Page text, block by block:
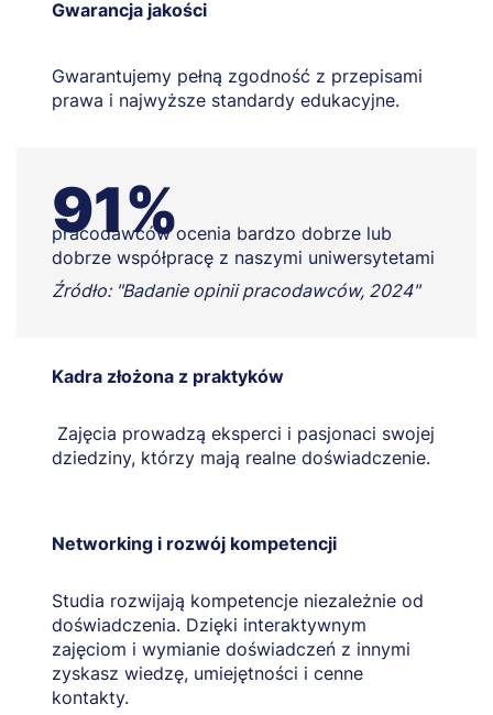
Gwarancja jakości
Gwarantujemy pełną zgodność z przepisami
prawa i najwyższe standardy edukacyjne.
91%
pracodawców ocenia bardzo dobrze lub
dobrze współpracę z naszymi uniwersytetami
Źródło: "Badanie opinii pracodawców, 2024"
Kadra złożona z praktyków
Zajęcia prowadzą eksperci i pasjonaci swojej
dziedziny, którzy mają realne doświadczenie.
Networking i rozwój kompetencji
Studia rozwijają kompetencje niezależnie od
doświadczenia. Dzięki interaktywnym
zajęciom i wymianie doświadczeń z innymi
zyskasz wiedzę, umiejętności i cenne
kontakty.